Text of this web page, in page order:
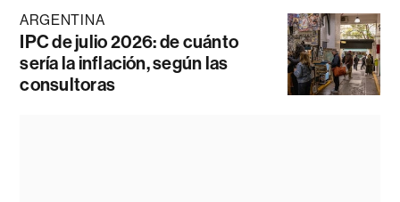
ARGENTINA
IPC de julio 2026: de cuánto
sería la inflación, según las
consultoras